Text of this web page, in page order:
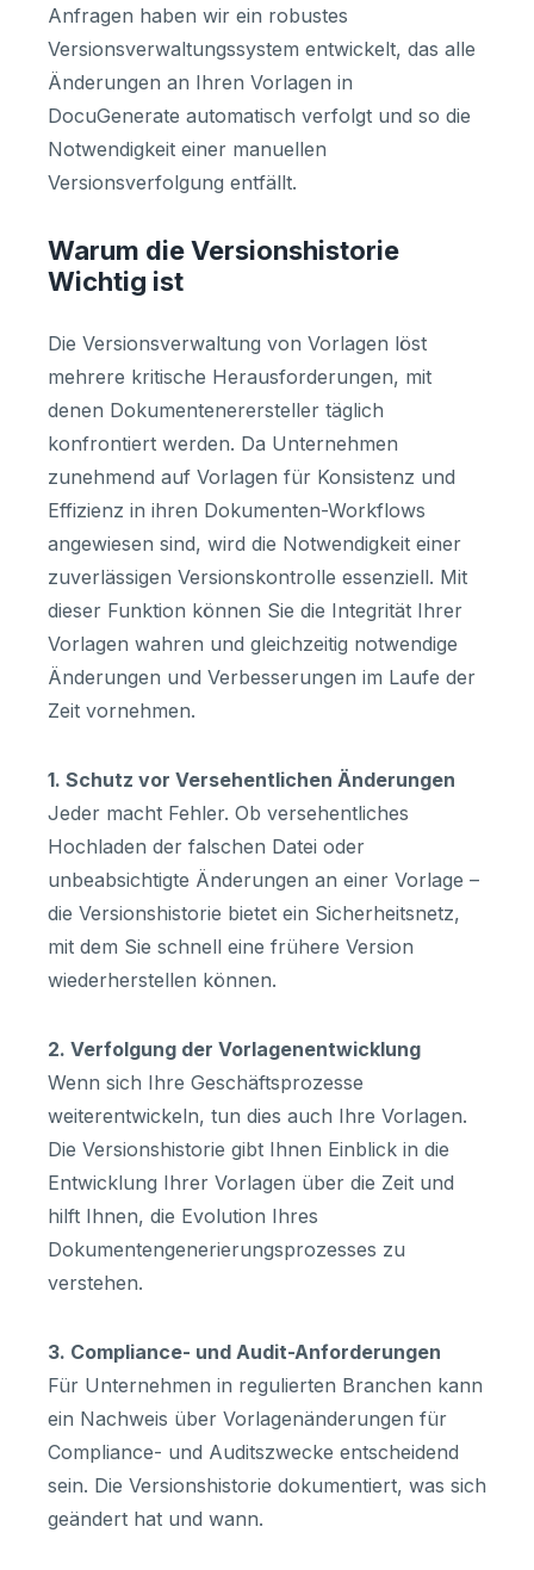
Anfragen haben wir ein robustes
Versionsverwaltungssystem entwickelt, das alle
Änderungen an Ihren Vorlagen in
DocuGenerate automatisch verfolgt und so die
Notwendigkeit einer manuellen
Versionsverfolgung entfällt.
Warum die Versionshistorie
Wichtig ist
Die Versionsverwaltung von Vorlagen löst
mehrere kritische Herausforderungen, mit
denen Dokumentenerersteller täglich
konfrontiert werden. Da Unternehmen
zunehmend auf Vorlagen für Konsistenz und
Effizienz in ihren Dokumenten-Workflows
angewiesen sind, wird die Notwendigkeit einer
zuverlässigen Versionskontrolle essenziell. Mit
dieser Funktion können Sie die Integrität Ihrer
Vorlagen wahren und gleichzeitig notwendige
Änderungen und Verbesserungen im Laufe der
Zeit vornehmen.
1. Schutz vor Versehentlichen Änderungen
Jeder macht Fehler. Ob versehentliches
Hochladen der falschen Datei oder
unbeabsichtigte Änderungen an einer Vorlage –
die Versionshistorie bietet ein Sicherheitsnetz,
mit dem Sie schnell eine frühere Version
wiederherstellen können.
2. Verfolgung der Vorlagenentwicklung
Wenn sich Ihre Geschäftsprozesse
weiterentwickeln, tun dies auch Ihre Vorlagen.
Die Versionshistorie gibt Ihnen Einblick in die
Entwicklung Ihrer Vorlagen über die Zeit und
hilft Ihnen, die Evolution Ihres
Dokumentengenerierungsprozesses zu
verstehen.
3. Compliance- und Audit-Anforderungen
Für Unternehmen in regulierten Branchen kann
ein Nachweis über Vorlagenänderungen für
Compliance- und Auditszwecke entscheidend
sein. Die Versionshistorie dokumentiert, was sich
geändert hat und wann.